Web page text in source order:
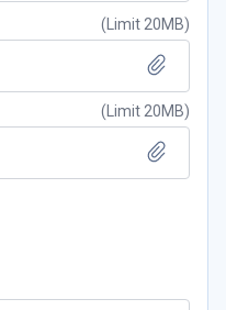
( Limit 20MB)
( Limit 20MB)